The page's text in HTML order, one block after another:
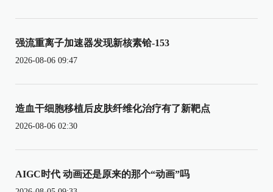
强流重离子加速器发现新核素铪-153
2026-08-06 09:47
造血干细胞移植后皮肤纤维化治疗有了新靶点
2026-08-06 02:30
AIGC时代 动画还是原来的那个“动画”吗